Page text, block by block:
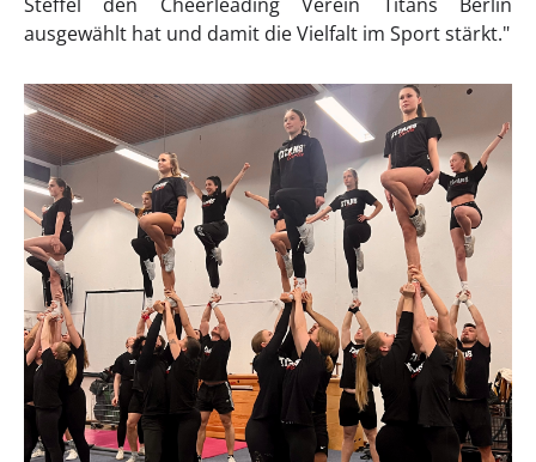
ausgewählt hat und damit die Vielfalt im Sport stärkt."